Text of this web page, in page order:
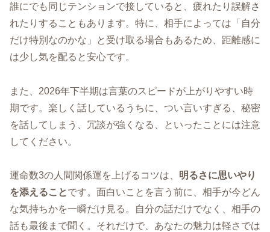
誰にでも同じテンションで接していると、疲れたり誤解さ
れたりすることもあります。特に、相手によっては「自分
だけ特別なのかな」と受け取る場合もあるため、距離感に
は少し気を配ると安心です。
また、2026年下半期は言葉のスピードが上がりやすい時
期です。楽しく話しているうちに、つい言いすぎる、秘密
を話してしまう、冗談が強くなる、といったことには注意
してください。
運命数3の人間関係運を上げるコツは、 明るさに思いやり
を添えることです。面白いことを言う前に、相手が今どん
な気持ちかを一瞬だけ見る。自分の話だけでなく、相手の
話も最後まで聞く。それだけで、あなたの魅力は軽さでは